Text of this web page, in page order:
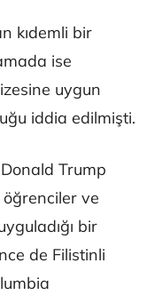
kıdemli bir
ise
uygun
iddia edilmişti.
Donald Trump
ve
bir
de Filistinli